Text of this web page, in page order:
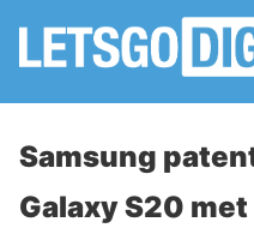
Samsung
Galaxy S20